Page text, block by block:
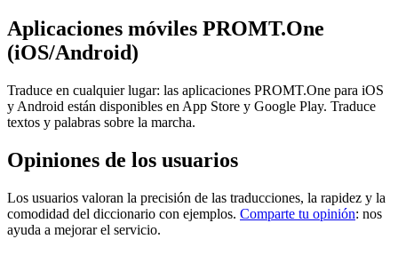
Aplicaciones móviles PROMT.One
(iOS/Android)
Traduce en cualquier lugar: las aplicaciones PROMT.One para iOS
y Android están disponibles en App Store y Google Play. Traduce
textos y palabras sobre la marcha.
Opiniones de los usuarios
Los usuarios valoran la precisión de las traducciones, la rapidez y la
comodidad del diccionario con ejemplos. Comparte tu opinión: nos
ayuda a mejorar el servicio.